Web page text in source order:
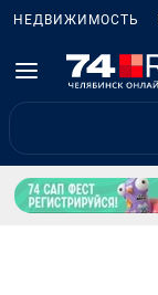
НЕДВИЖИМОСТЬ